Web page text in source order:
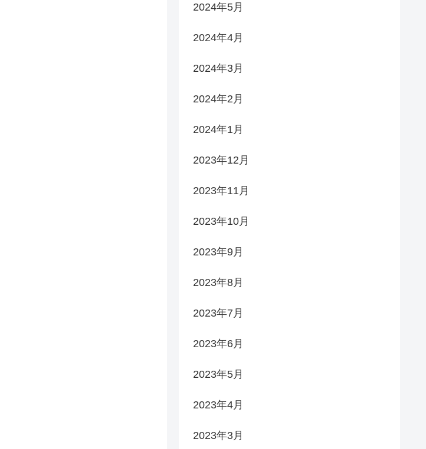
2024年5月
2024年4月
2024年3月
2024年2月
2024年1月
2023年12月
2023年11月
2023年10月
2023年9月
2023年8月
2023年7月
2023年6月
2023年5月
2023年4月
2023年3月